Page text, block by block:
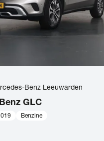
Benz Leeuwarden
GLC
Benzine